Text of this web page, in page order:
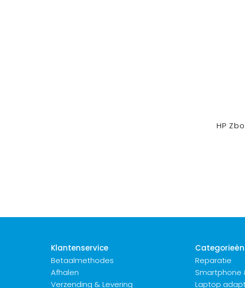
HP
Klantenservice
Betaalmethodes
Afhalen
Verzending & Levering
Categorieën
Reparatie
Smartphone
Laptop